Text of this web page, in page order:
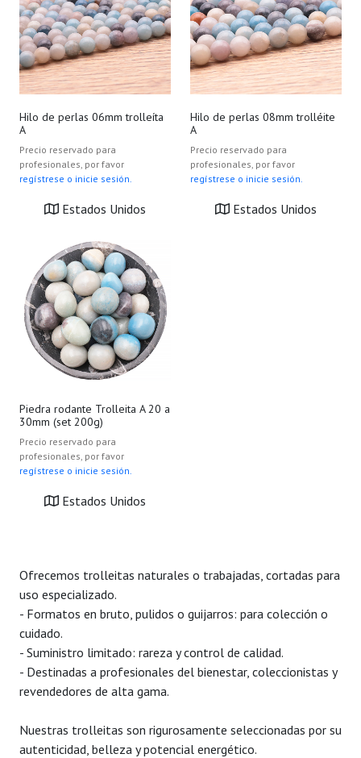
Hilo de perlas 06mm trolleíta
A
Precio reservado para
profesionales, por favor
regístrese o inicie sesión.
Estados Unidos
Hilo de perlas 08mm trolléite
A
Precio reservado para
profesionales, por favor
regístrese o inicie sesión.
Estados Unidos
Piedra rodante Trolleita A 20 a
30mm (set 200g)
Precio reservado para
profesionales, por favor
regístrese o inicie sesión.
Estados Unidos
Ofrecemos trolleitas naturales o trabajadas, cortadas para
uso especializado.
- Formatos en bruto, pulidos o guijarros: para colección o
cuidado.
- Suministro limitado: rareza y control de calidad.
- Destinadas a profesionales del bienestar, coleccionistas y
revendedores de alta gama.
Nuestras trolleitas son rigurosamente seleccionadas por su
autenticidad, belleza y potencial energético.